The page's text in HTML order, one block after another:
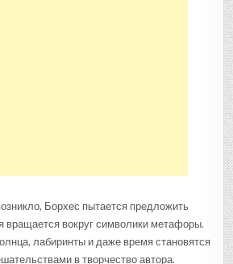
Борхес пытается предложить
вращается вокруг символики метафоры.
лабиринты и даже время становятся
в творчество автора.